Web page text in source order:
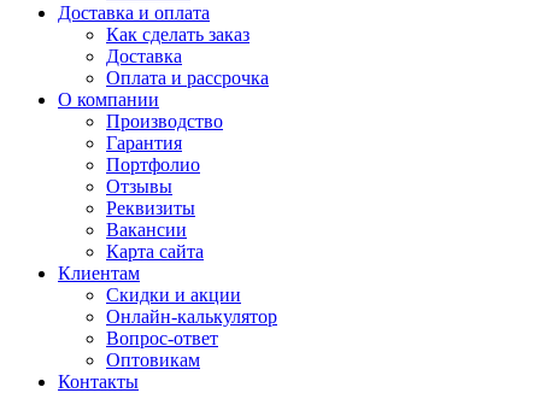
Доставка и оплата
Как сделать заказ
Доставка
Оплата и рассрочка
О компании
Производство
Гарантия
Портфолио
Отзывы
Реквизиты
Вакансии
Карта сайта
Клиентам
Скидки и акции
Онлайн-калькулятор
Вопрос-ответ
Оптовикам
Контакты